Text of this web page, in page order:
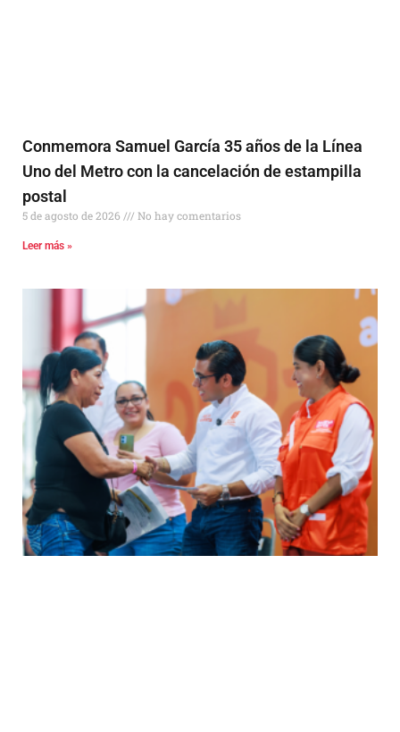
Conmemora Samuel García 35 años de la Línea
Uno del Metro con la cancelación de estampilla
postal
5 de agosto de 2026 No hay comentarios
Leer más »